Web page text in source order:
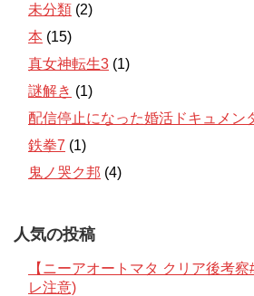
未分類 (2)
本 (15)
真女神転生3 (1)
謎解き (1)
配信停止になった婚活ドキュメン
鉄拳7 (1)
鬼ノ哭ク邦 (4)
人気の投稿
【ニーアオートマタ クリア後考
レ注意)